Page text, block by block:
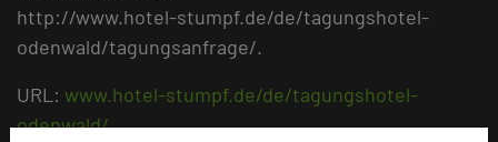
http://www.hotel-stumpf.de/de/tagungshotel-
odenwald/tagungsanfrage/.
URL: www.hotel-stumpf.de/de/tagungshotel-
odenwald/